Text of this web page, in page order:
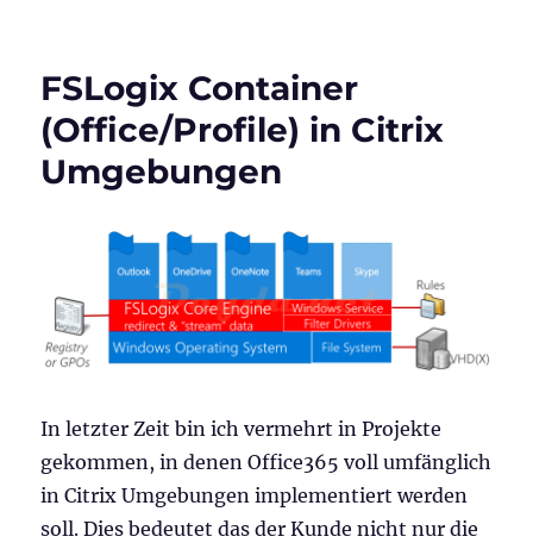
Windows
Server
2019
VDI
Hybrid
sein
FSLogix Container
(Office/Profile) in Citrix
Umgebungen
In letzter Zeit bin ich vermehrt in Projekte
gekommen, in denen Office365 voll umfänglich
in Citrix Umgebungen implementiert werden
soll. Dies bedeutet das der Kunde nicht nur die